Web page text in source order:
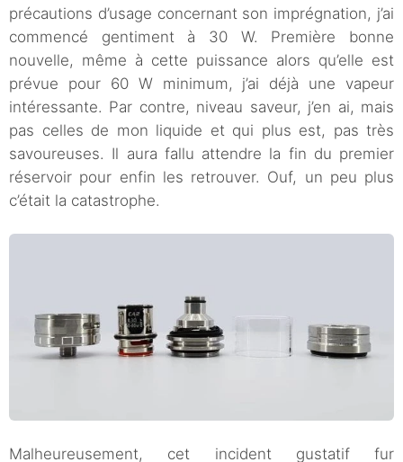
précautions d’usage concernant son imprégnation, j’ai
commencé gentiment à 30 W. Première bonne
nouvelle, même à cette puissance alors qu’elle est
prévue pour 60 W minimum, j’ai déjà une vapeur
intéressante. Par contre, niveau saveur, j’en ai, mais
pas celles de mon liquide et qui plus est, pas très
savoureuses. Il aura fallu attendre la fin du premier
réservoir pour enfin les retrouver. Ouf, un peu plus
c’était la catastrophe.
Malheureusement, cet incident gustatif fur